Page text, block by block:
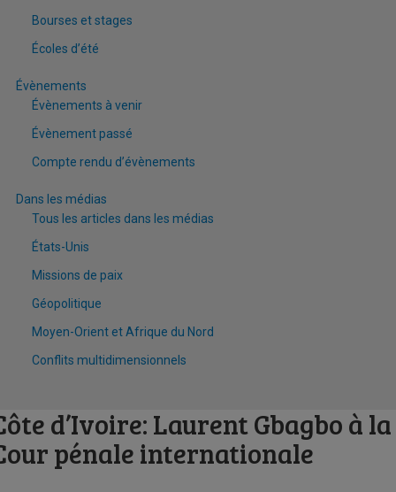
Bourses et stages
Écoles d’été
Évènements
Évènements à venir
Évènement passé
Compte rendu d’évènements
Dans les médias
Tous les articles dans les médias
États-Unis
Missions de paix
Géopolitique
Moyen-Orient et Afrique du Nord
Conflits multidimensionnels
d’Ivoire: Laurent Gbagbo à la
pénale internationale